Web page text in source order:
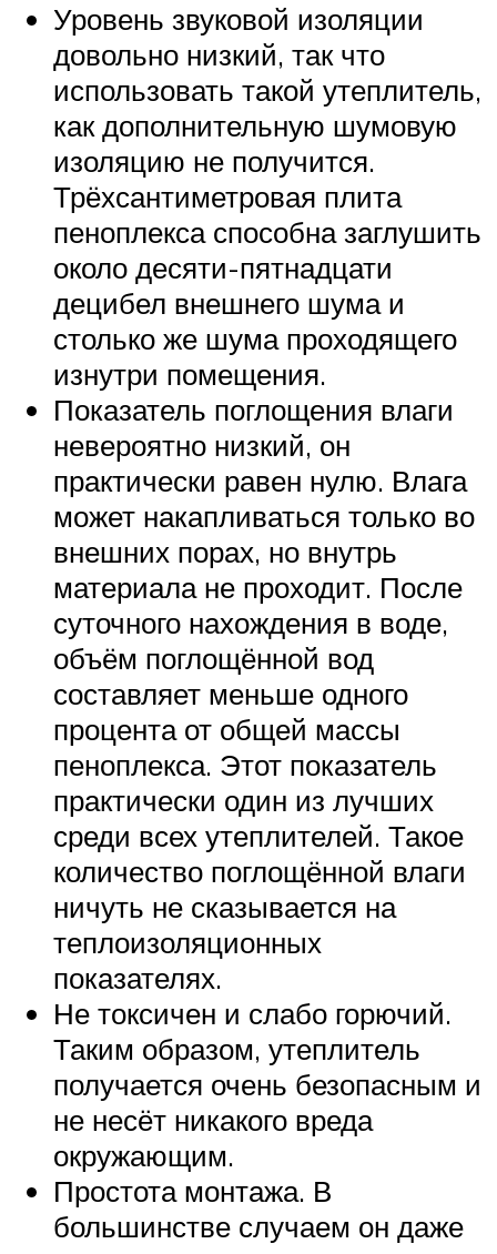
Уровень звуковой изоляции
довольно низкий, так что
использовать такой утеплитель,
как дополнительную шумовую
изоляцию не получится.
Трёхсантиметровая плита
пеноплекса способна заглушить
около десяти-пятнадцати
децибел внешнего шума и
столько же шума проходящего
изнутри помещения.
Показатель поглощения влаги
невероятно низкий, он
практически равен нулю. Влага
может накапливаться только во
внешних порах, но внутрь
материала не проходит. После
суточного нахождения в воде,
объём поглощённой вод
составляет меньше одного
процента от общей массы
пеноплекса. Этот показатель
практически один из лучших
среди всех утеплителей. Такое
количество поглощённой влаги
ничуть не сказывается на
теплоизоляционных
показателях.
Не токсичен и слабо горючий.
Таким образом, утеплитель
получается очень безопасным и
не несёт никакого вреда
окружающим.
Простота монтажа. В
большинстве случаем он даже